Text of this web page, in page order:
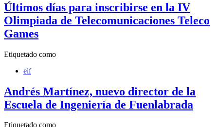
Últimos días para inscribirse en la IV
Olimpiada de Telecomunicaciones Teleco
Games
Etiquetado como
eif
Andrés Martínez, nuevo director de la
Escuela de Ingeniería de Fuenlabrada
Etiquetado como